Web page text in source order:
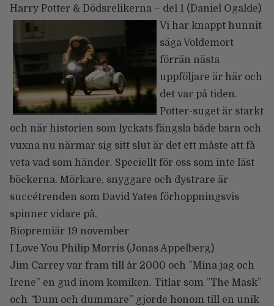
Harry Potter & Dödsrelikerna – del 1 (Daniel Ogalde)
Vi har knappt hunnit
säga Voldemort
förrän nästa
uppföljare är här och
det var på tiden.
Potter-suget är starkt
och när historien som lyckats fängsla både barn och
vuxna nu närmar sig sitt slut är det ett måste att få
veta vad som händer. Speciellt för oss som inte läst
böckerna. Mörkare, snyggare och dystrare är
succétrenden som David Yates förhoppningsvis
spinner vidare på.
Biopremiär 19 november
I Love You Philip Morris (Jonas Appelberg)
Jim Carrey var fram till år 2000 och ”Mina jag och
Irene” en gud inom komiken. Titlar som ”The Mask”
och ”Dum och dummare” gjorde honom till en unik